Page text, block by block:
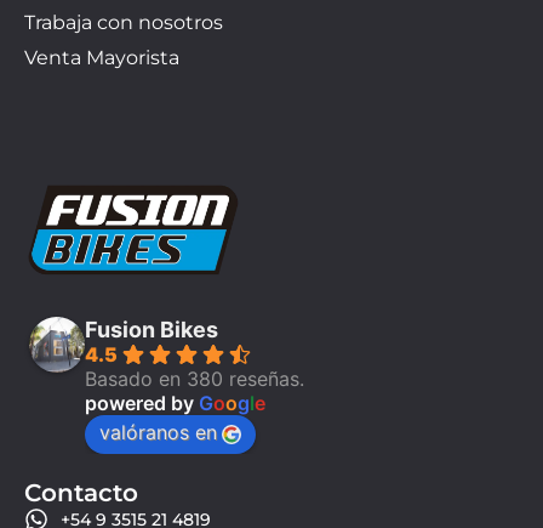
Trabaja con nosotros
Venta Mayorista
Fusion Bikes
4.5
Basado en 380 reseñas.
powered by Google
valóranos en
Contacto
+54 9 3515 21 4819